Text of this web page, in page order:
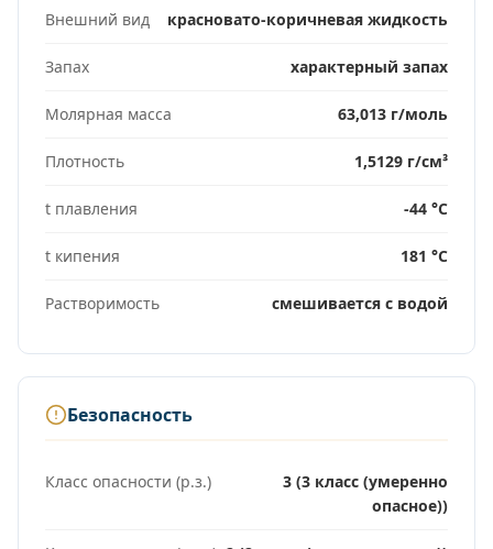
Внешний вид красновато-коричневая жидкость
Запах характерный запах
Молярная масса 63,013 г/моль
Плотность 1,5129 г/см³
t плавления -44 °C
t кипения 181 °C
Растворимость смешивается с водой
Безопасность
Класс опасности (р.з.)
3 (3 класс (умеренно
опасное))